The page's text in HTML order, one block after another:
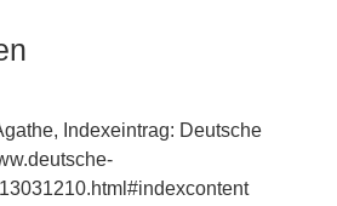
Indexeintrag: Deutsche